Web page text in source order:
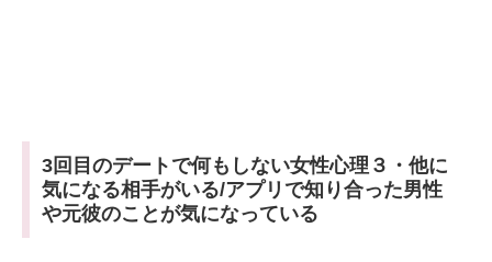
3回目のデートで何もしない女性心理３・他に
気になる相手がいる/アプリで知り合った男性
や元彼のことが気になっている